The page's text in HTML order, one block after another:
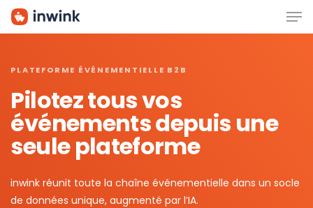
Skip
PLATEFORME ÉVÉNEMENTIELLE B2B
Pilotez tous vos
événements depuis une
seule plateforme
inwink réunit toute la chaîne événementielle dans un socle
de données unique, augmenté par l’IA.